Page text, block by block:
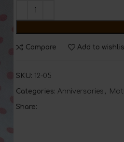
Compare Add to
SKU: 12-05
Categories: Anniversaries ,
Share: